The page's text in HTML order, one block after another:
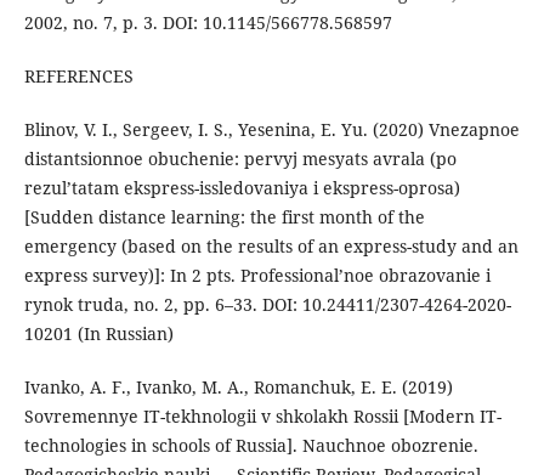
2002, no. 7, p. 3. DOI: 10.1145/566778.568597
REFERENCES
Blinov, V. I., Sergeev, I. S., Yesenina, E. Yu. (2020) Vnezapnoe
distantsionnoe obuchenie: pervyj mesyats avrala (po
rezul’tatam ekspress-issledovaniya i ekspress-oprosa)
[Sudden distance learning: the first month of the
emergency (based on the results of an express-study and an
express survey)]: In 2 pts. Professional’noe obrazovanie i
rynok truda, no. 2, pp. 6–33. DOI: 10.24411/2307-4264-2020-
10201 (In Russian)
Ivanko, A. F., Ivanko, M. A., Romanchuk, E. E. (2019)
Sovremennye IT-tekhnologii v shkolakh Rossii [Modern IT-
technologies in schools of Russia]. Nauchnoe obozrenie.